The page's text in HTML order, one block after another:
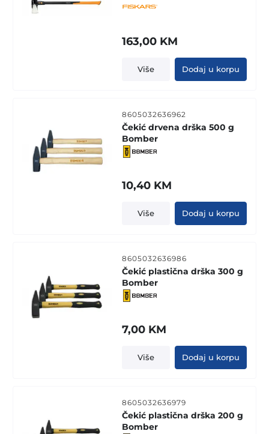
163,00 KM
Više Dodaj u korpu
8605032636962
Čekić drvena drška 500 g
Bomber
10,40 KM
Više Dodaj u korpu
8605032636986
Čekić plastična drška 300 g
Bomber
7,00 KM
Više Dodaj u korpu
8605032636979
Čekić plastična drška 200 g
Bomber